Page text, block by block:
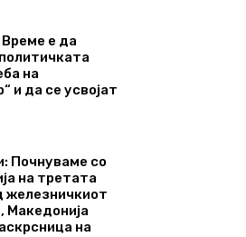
е да
на
и да се усвојат
Почнуваме со
на третата
железничкиот
Македонија
на